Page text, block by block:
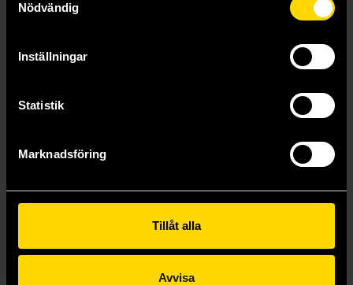
Nödvändig
Inställningar
Statistik
Marknadsföring
Tillåt alla
Avvisa
679 kr